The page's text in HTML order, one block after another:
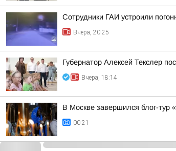
Сотрудники ГАИ устроили
Вчера, 20:25
Губернатор Алексей Текслер
Вчера, 18:14
В Москве завершился блог-
00:21